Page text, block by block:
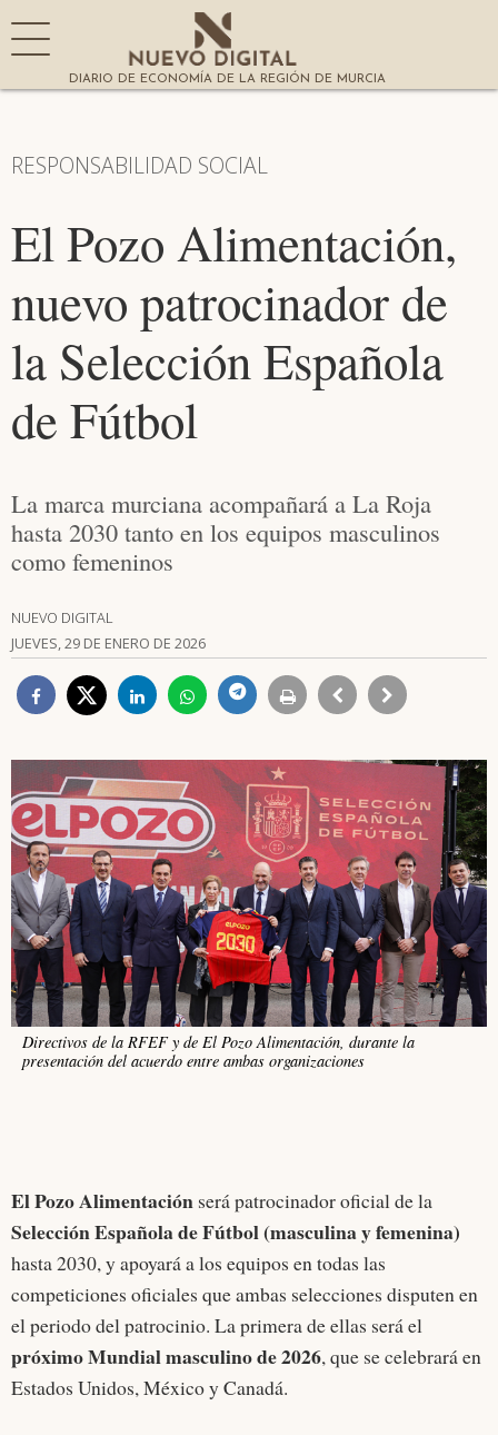
DIARIO DE ECONOMÍA DE LA REGIÓN DE MURCIA
RESPONSABILIDAD SOCIAL
El Pozo Alimentación,
nuevo patrocinador de
la Selección Española
de Fútbol
La marca murciana acompañará a La Roja
hasta 2030 tanto en los equipos masculinos
como femeninos
NUEVO DIGITAL
JUEVES, 29 DE ENERO DE 2026
Directivos de la RFEF y de El Pozo Alimentación, durante la
presentación del acuerdo entre ambas organizaciones
El Pozo Alimentación será patrocinador oficial de la
Selección Española de Fútbol (masculina y femenina)
hasta 2030, y apoyará a los equipos en todas las
competiciones oficiales que ambas selecciones disputen en
el periodo del patrocinio. La primera de ellas será el
próximo Mundial masculino de 2026, que se celebrará en
Estados Unidos, México y Canadá.